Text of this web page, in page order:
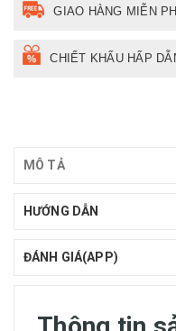
GIAO HÀNG MIỄN
CHIẾT KHẤU HẤP
MÔ TẢ
HƯỚNG DẪN
ĐÁNH GIÁ(APP)